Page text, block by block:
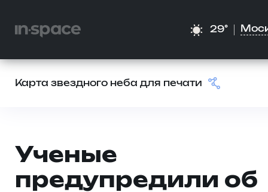
29°
Карта звездного неба для печати
Ученые
предупредили об